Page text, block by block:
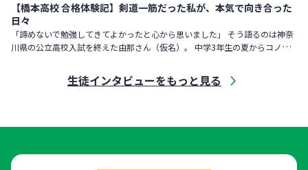
【橋本高校 合格体験記】剣道一筋だった私が、本気で向き合った
日々
「諦めないで勉強してきてよかったと心から思いました」 そう語るのは神奈
川県の公立高校入試を終えた由那さん（仮名）。 中学3年生の夏からコノ塾
生徒インタビューをもっと見る